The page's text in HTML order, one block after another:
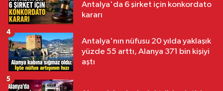
Antalya'da 6 şirket için konkordato
kararı
Antalya'nın nüfusu 20 yılda yaklaşık
yüzde 55 arttı, Alanya 371 bin kişiyi
aştı
4
5